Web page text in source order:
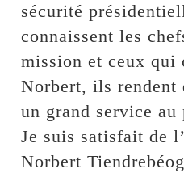
sécurité
connaissent les
mission et ceux qui
Norbert, ils rendent
un grand service au
Je suis satisfait de
Norbert